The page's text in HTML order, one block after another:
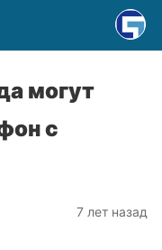
могут
с
7 лет назад